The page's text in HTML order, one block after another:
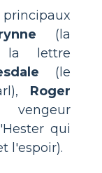
(la
la lettre
(le
Roger
qui
l'espoir).